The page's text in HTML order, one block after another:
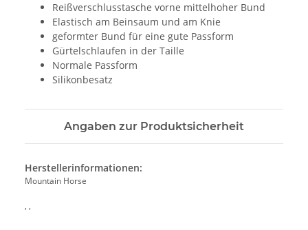
Reißverschlusstasche vorne mittelhoher Bund
Elastisch am Beinsaum und am Knie
geformter Bund für eine gute Passform
Gürtelschlaufen in der Taille
Normale Passform
Silikonbesatz
Angaben zur Produktsicherheit
Herstellerinformationen:
Mountain Horse
, ,